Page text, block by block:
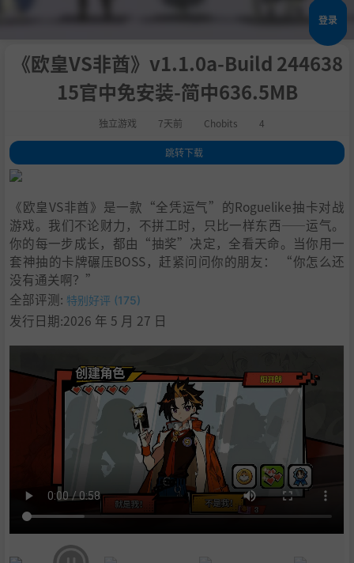
登录
《欧皇VS非酋》v1.1.0a-Build 244638
15官中免安装-简中636.5MB
独立游戏 7天前 Chobits 4
跳转下载
1
3.作品诞生：
4.绝对公平：
5.收集神器套装：
6.登场即主角：
7.开局即高光：
.坐下即玩：
11. 如果，能重来：
兄弟，敢不敢来《欧皇VS非酋》验个货？
写在最后：
系统需求
支持作者
《欧皇VS非酋》是一款“全凭运气”的Roguelike抽卡对战
游戏。我们不论财力，不拼工时，只比一样东西——运气。
你的每一步成长，都由“抽奖”决定，全看天命。当你用一
套神抽的卡牌碾压BOSS，赶紧问问你的朋友： “你怎么还
没有通关啊？”
全部评测: 特别好评 (175)
发行日期:2026 年 5 月 27 日